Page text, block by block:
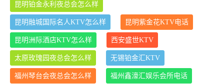
昆明铂金永利夜总会怎么样
昆明融城国际名人KTV怎么样 昆明紫金花KTV电话
昆明洲际酒店KTV怎么样 西安盛世KTV
太原玫瑰园夜总会怎么样 无锡铂金汇KTV
福州琴台会夜总会怎么样 福州鑫濠汇娱乐会所电话